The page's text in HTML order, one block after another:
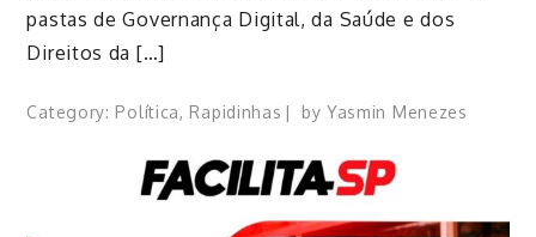
pastas de Governança Digital, da Saúde e dos
Direitos da […]
Category: Política, Rapidinhas by Yasmin Menezes